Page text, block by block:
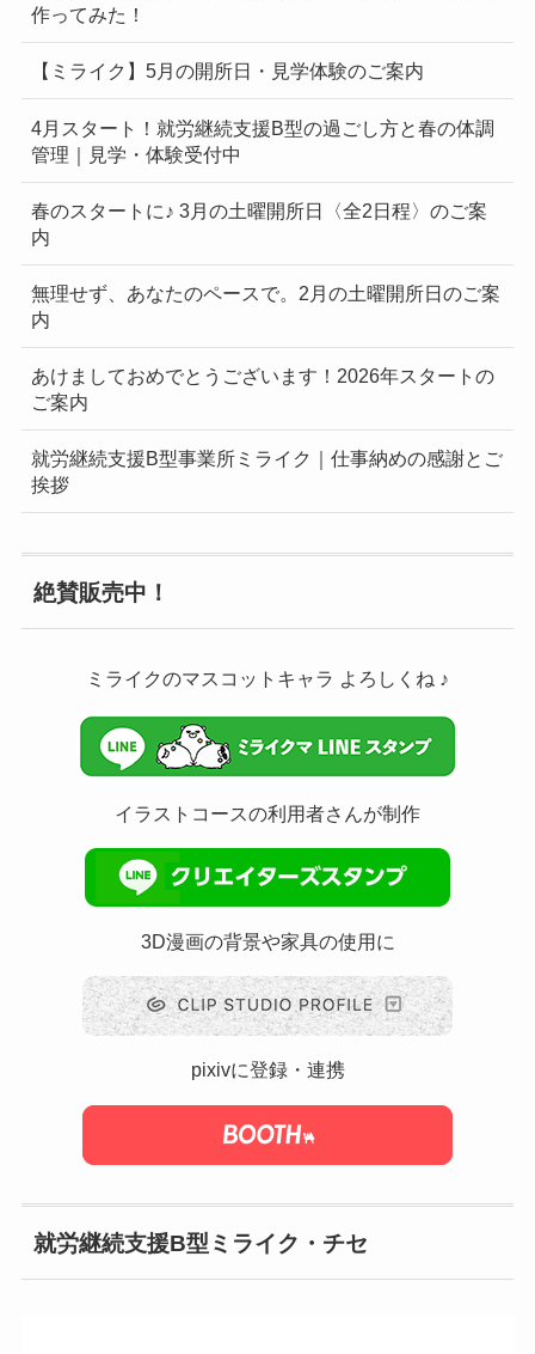
作ってみた！
【ミライク】5月の開所日・見学体験のご案内
4月スタート！就労継続支援B型の過ごし方と春の体調
管理｜見学・体験受付中
春のスタートに♪ 3月の土曜開所日〈全2日程〉のご案
内
無理せず、あなたのペースで。2月の土曜開所日のご案
内
あけましておめでとうございます！2026年スタートの
ご案内
就労継続支援B型事業所ミライク｜仕事納めの感謝とご
挨拶
絶賛販売中！
ミライクのマスコットキャラ よろしくね ♪
イラストコースの利用者さんが制作
3D漫画の背景や家具の使用に
pixivに登録・連携
就労継続支援B型ミライク・チセ